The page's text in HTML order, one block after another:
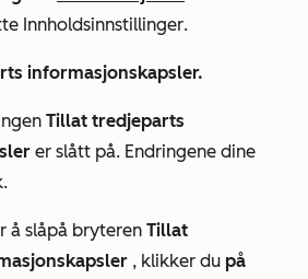
Innholdsinnstillinger.
informasjonskapsler.
Tillat tredjeparts
er slått på. Endringene dine
å slåpå bryteren Tillat
, klikker du på